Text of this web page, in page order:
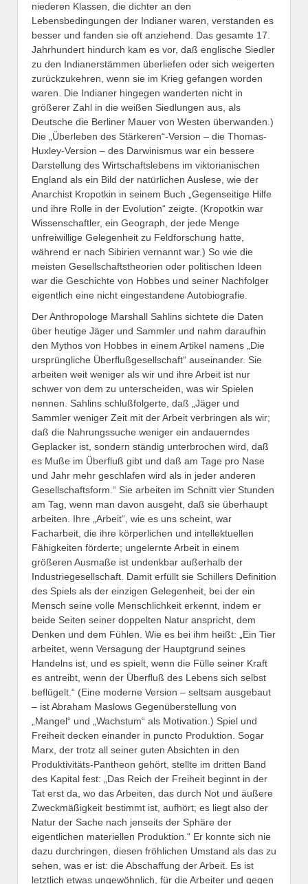
niederen Klassen, die dichter an den
Lebensbedingungen der Indianer waren, verstanden es
besser und fanden sie oft anziehend. Das gesamte 17.
Jahrhundert hindurch kam es vor, daß englische Siedler
zu den Indianerstämmen überliefen oder sich weigerten
zurückzukehren, wenn sie im Krieg gefangen worden
waren. Die Indianer hingegen wanderten nicht in
größerer Zahl in die weißen Siedlungen aus, als
Deutsche die Berliner Mauer von Westen überwanden.)
Die „Überleben des Stärkeren“-Version – die Thomas-
Huxley-Version – des Darwinismus war ein bessere
Darstellung des Wirtschaftslebens im viktorianischen
England als ein Bild der natürlichen Auslese, wie der
Anarchist Kropotkin in seinem Buch „Gegenseitige Hilfe
und ihre Rolle in der Evolution“ zeigte. (Kropotkin war
Wissenschaftler, ein Geograph, der jede Menge
unfreiwillige Gelegenheit zu Feldforschung hatte,
während er nach Sibirien vernannt war.) So wie die
meisten Gesellschaftstheorien oder politischen Ideen
war die Geschichte von Hobbes und seiner Nachfolger
eigentlich eine nicht eingestandene Autobiografie.
Der Anthropologe Marshall Sahlins sichtete die Daten
über heutige Jäger und Sammler und nahm daraufhin
den Mythos von Hobbes in einem Artikel namens „Die
ursprüngliche Überflußgesellschaft“ auseinander. Sie
arbeiten weit weniger als wir und ihre Arbeit ist nur
schwer von dem zu unterscheiden, was wir Spielen
nennen. Sahlins schlußfolgerte, daß „Jäger und
Sammler weniger Zeit mit der Arbeit verbringen als wir;
daß die Nahrungssuche weniger ein andauerndes
Geplacker ist, sondern ständig unterbrochen wird, daß
es Muße im Überfluß gibt und daß am Tage pro Nase
und Jahr mehr geschlafen wird als in jeder anderen
Gesellschaftsform.“ Sie arbeiten im Schnitt vier Stunden
am Tag, wenn man davon ausgeht, daß sie überhaupt
arbeiten. Ihre „Arbeit“, wie es uns scheint, war
Facharbeit, die ihre körperlichen und intellektuellen
Fähigkeiten förderte; ungelernte Arbeit in einem
größeren Ausmaße ist undenkbar außerhalb der
Industriegesellschaft. Damit erfüllt sie Schillers Definition
des Spiels als der einzigen Gelegenheit, bei der ein
Mensch seine volle Menschlichkeit erkennt, indem er
beide Seiten seiner doppelten Natur anspricht, dem
Denken und dem Fühlen. Wie es bei ihm heißt: „Ein Tier
arbeitet, wenn Versagung der Hauptgrund seines
Handelns ist, und es spielt, wenn die Fülle seiner Kraft
es antreibt, wenn der Überfluß des Lebens sich selbst
beflügelt.“ (Eine moderne Version – seltsam ausgebaut
– ist Abraham Maslows Gegenüberstellung von
„Mangel“ und „Wachstum“ als Motivation.) Spiel und
Freiheit decken einander in puncto Produktion. Sogar
Marx, der trotz all seiner guten Absichten in den
Produktivitäts-Pantheon gehört, stellte im dritten Band
des Kapital fest: „Das Reich der Freiheit beginnt in der
Tat erst da, wo das Arbeiten, das durch Not und äußere
Zweckmäßigkeit bestimmt ist, aufhört; es liegt also der
Natur der Sache nach jenseits der Sphäre der
eigentlichen materiellen Produktion.“ Er konnte sich nie
dazu durchringen, diesen fröhlichen Umstand als das zu
sehen, was er ist: die Abschaffung der Arbeit. Es ist
letztlich etwas ungewöhnlich, für die Arbeiter und gegen